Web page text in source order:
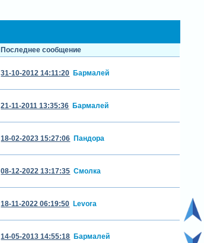
Последнее сообщение
31-10-2012 14:11:20 Бармалей
21-11-2011 13:35:36 Бармалей
18-02-2023 15:27:06 Пандора
08-12-2022 13:17:35 Смолка
18-11-2022 06:19:50 Levora
14-05-2013 14:55:18 Бармалей